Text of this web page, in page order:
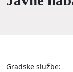
Gradske službe: